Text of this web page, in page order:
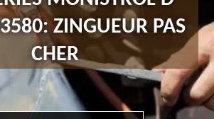
ZINGUEUR PAS
CHER